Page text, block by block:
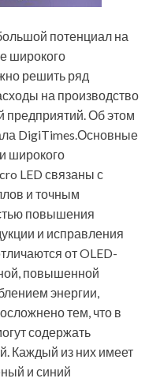
потенциал на
широкого
решить ряд
на производство
Об этом
DigiTimes.Основные
широкого
LED связаны с
и точным
повышения
и исправления
от OLED-
повышенной
энергии,
тем, что в
содержать
Каждый из них имеет
и синий